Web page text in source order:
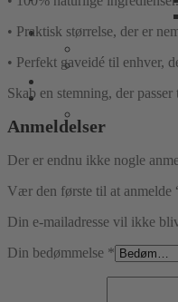
• Praktisk størrelse, der er
• Perfekt gaveidé til enhver,
Skab en stemning, der
Anmeldelser
Der er endnu ikke nogle
Vær den første til at anmelde
Din e-mailadresse vil ikke
Din bedømmelse *